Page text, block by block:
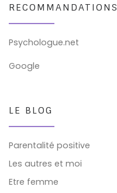
RECOMMANDATIONS
Psychologue.net
Google
LE BLOG
Parentalité positive
Les autres et moi
Etre femme